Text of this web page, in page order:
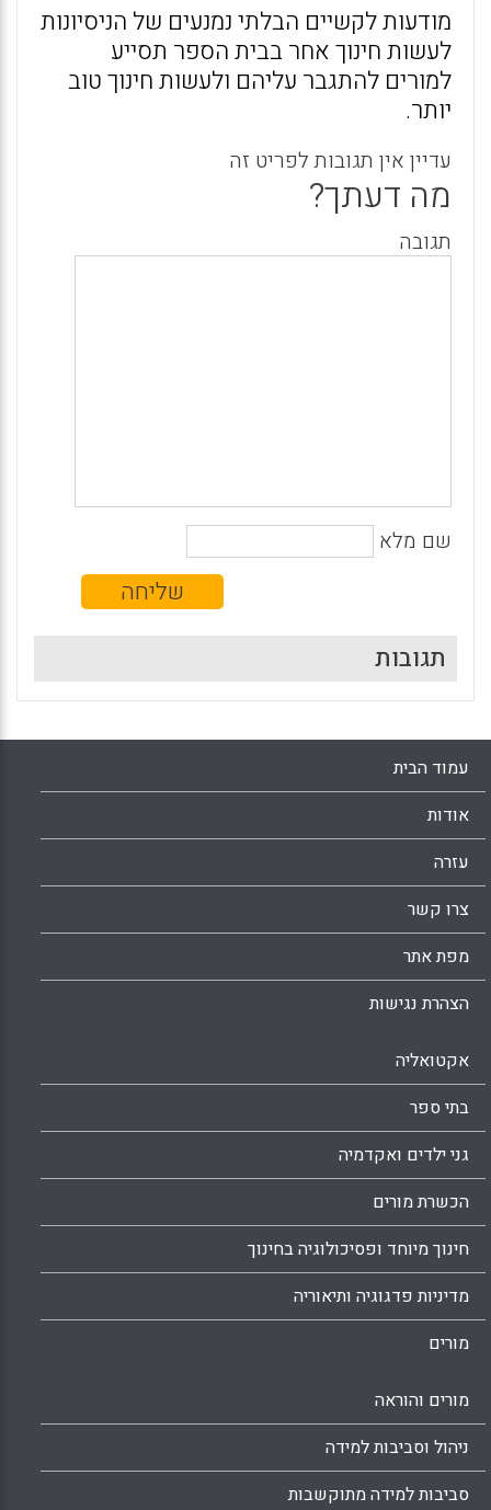
מודעות לקשיים הבלתי נמנעים של הניסיונות
לעשות חינוך אחר בבית הספר תסייע
למורים להתגבר עליהם ולעשות חינוך טוב
יותר.
עדיין אין תגובות לפריט זה
מה דעתך?
תגובה
שם מלא
תגובות
עמוד הבית
אודות
עזרה
צרו קשר
מפת אתר
הצהרת נגישות
אקטואליה
בתי ספר
גני ילדים ואקדמיה
הכשרת מורים
חינוך מיוחד ופסיכולוגיה בחינוך
מדיניות פדגוגיה ותיאוריה
מורים
מורים והוראה
ניהול וסביבות למידה
סביבות למידה מתוקשבות